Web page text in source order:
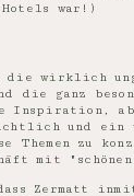
war!)
die wirklich
die ganz
Inspiration,
und ein
Themen zu
mit
Zermatt